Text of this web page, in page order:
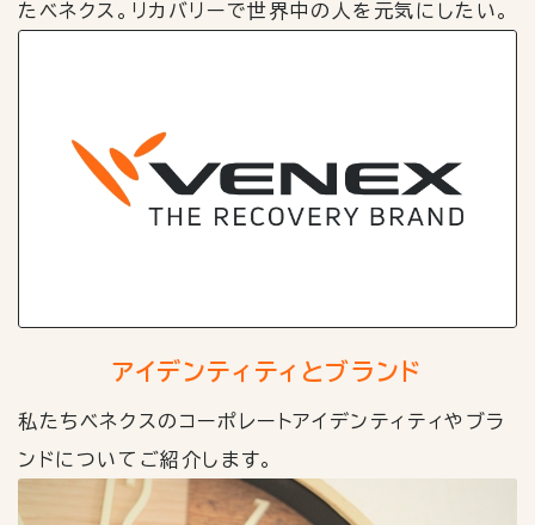
たベネクス。リカバリーで世界中の人を元気にしたい。
アイデンティティとブランド
私たちベネクスのコーポレートアイデンティティやブラ
ンドについてご紹介します。